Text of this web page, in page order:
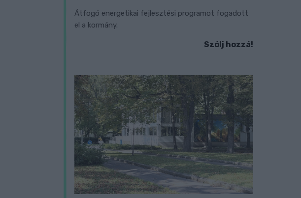
Átfogó energetikai fejlesztési programot fogadott
el a kormány.
Szólj hozzá!